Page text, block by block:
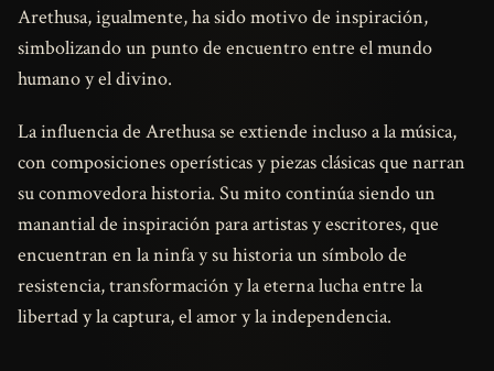
Arethusa, igualmente, ha sido motivo de inspiración,
simbolizando un punto de encuentro entre el mundo
humano y el divino.
La influencia de Arethusa se extiende incluso a la música,
con composiciones operísticas y piezas clásicas que narran
su conmovedora historia. Su mito continúa siendo un
manantial de inspiración para artistas y escritores, que
encuentran en la ninfa y su historia un símbolo de
resistencia, transformación y la eterna lucha entre la
libertad y la captura, el amor y la independencia.